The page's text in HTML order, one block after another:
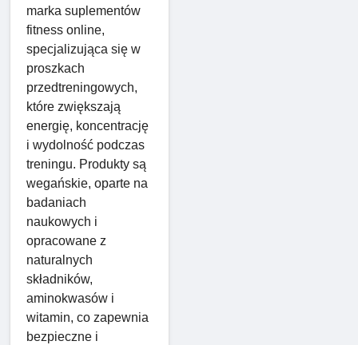
marka suplementów
fitness online,
specjalizująca się w
proszkach
przedtreningowych,
które zwiększają
energię, koncentrację
i wydolność podczas
treningu. Produkty są
wegańskie, oparte na
badaniach
naukowych i
opracowane z
naturalnych
składników,
aminokwasów i
witamin, co zapewnia
bezpieczne i